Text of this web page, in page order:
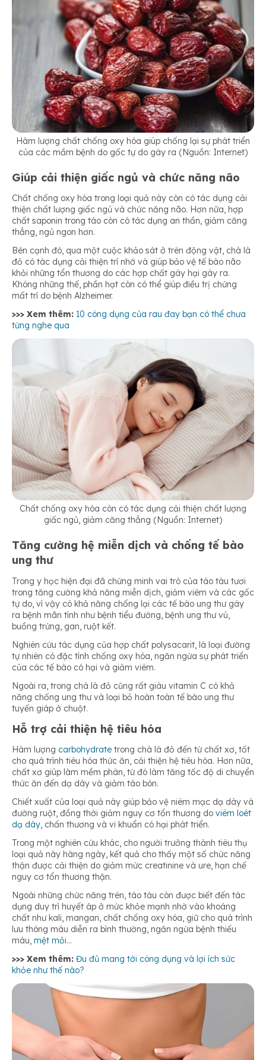
Hàm lượng chất chống oxy hóa giúp chống lại sự phát triển
của các mầm bệnh do gốc tự do gây ra (Nguồn: Internet)
Giúp cải thiện giấc ngủ và chức năng não
Chất chống oxy hóa trong loại quả này còn có tác dụng cải
thiện chất lượng giấc ngủ và chức năng não. Hơn nữa, hợp
chất saponin trong táo còn có tác dụng an thần, giảm căng
thẳng, ngủ ngon hơn.
Bên cạnh đó, qua một cuộc khảo sát ở trên động vật, chà là
đỏ có tác dụng cải thiện trí nhớ và giúp bảo vệ tế bào não
khỏi những tổn thương do các hợp chất gây hại gây ra.
Không những thế, phần hạt còn có thể giúp điều trị chứng
mất trí do bệnh Alzheimer.
>>> Xem thêm: 10 công dụng của rau đay bạn có thể chưa
từng nghe qua
Chất chống oxy hóa còn có tác dụng cải thiện chất lượng
giấc ngủ, giảm căng thẳng (Nguồn: Internet)
Tăng cường hệ miễn dịch và chống tế bào
ung thư
Trong y học hiện đại đã chứng minh vai trò của táo tàu tươi
trong tăng cường khả năng miễn dịch, giảm viêm và các gốc
tự do, vì vậy có khả năng chống lại các tế bào ung thư gây
ra bệnh mãn tính như bệnh tiểu đường, bệnh ung thư vú,
buồng trứng, gan, ruột kết.
Nghiên cứu tác dụng của hợp chất polysacarit, là loại đường
tự nhiên có đặc tính chống oxy hóa, ngăn ngừa sự phát triển
của các tế bào có hại và giảm viêm.
Ngoài ra, trong chà là đỏ cũng rất giàu vitamin C có khả
năng chống ung thư và loại bỏ hoàn toàn tế bào ung thư
tuyến giáp ở chuột.
Hỗ trợ cải thiện hệ tiêu hóa
Hàm lượng carbohydrate trong chà là đỏ đến từ chất xơ, tốt
cho quá trình tiêu hóa thức ăn, cải thiện hệ tiêu hóa. Hơn nữa,
chất xơ giúp làm mềm phân, từ đó làm tăng tốc độ di chuyển
thức ăn đến dạ dày và giảm táo bón.
Chiết xuất của loại quả này giúp bảo vệ niêm mạc dạ dày và
đường ruột, đồng thời giảm nguy cơ tổn thương do viêm loét
dạ dày, chấn thương và vi khuẩn có hại phát triển.
Trong một nghiên cứu khác, cho người trưởng thành tiêu thụ
loại quả này hàng ngày, kết quả cho thấy một số chức năng
thận được cải thiện do giảm mức creatinine và ure, hạn chế
nguy cơ tổn thương thận.
Ngoài những chức năng trên, táo tàu còn được biết đến tác
dụng duy trì huyết áp ở mức khỏe mạnh nhờ vào khoáng
chất như kali, mangan, chất chống oxy hóa, giữ cho quá trình
lưu thông máu diễn ra bình thường, ngăn ngừa bệnh thiếu
máu, mệt mỏi…
>>> Xem thêm: Đu đủ mang tới công dụng và lợi ích sức
khỏe như thế nào?